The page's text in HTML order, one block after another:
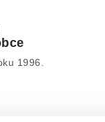
1996.